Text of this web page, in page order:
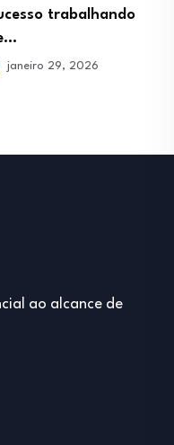
trabalhando
janeiro 29, 2026
ao alcance de